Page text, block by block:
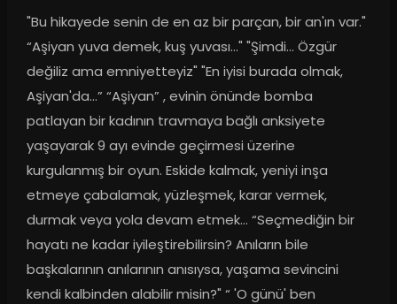
"Bu hikayede senin de en az bir parçan, bir an'ın var."
“Aşiyan yuva demek, kuş yuvası..." "Şimdi... Özgür
değiliz ama emniyetteyiz" "En iyisi burada olmak,
Aşiyan'da…” “Aşiyan” , evinin önünde bomba
patlayan bir kadının travmaya bağlı anksiyete
yaşayarak 9 ayı evinde geçirmesi üzerine
kurgulanmış bir oyun. Eskide kalmak, yeniyi inşa
etmeye çabalamak, yüzleşmek, karar vermek,
durmak veya yola devam etmek… “Seçmediğin bir
hayatı ne kadar iyileştirebilirsin? Anıların bile
başkalarının anılarının anısıysa, yaşama sevincini
kendi kalbinden alabilir misin?" “ 'O günü' ben